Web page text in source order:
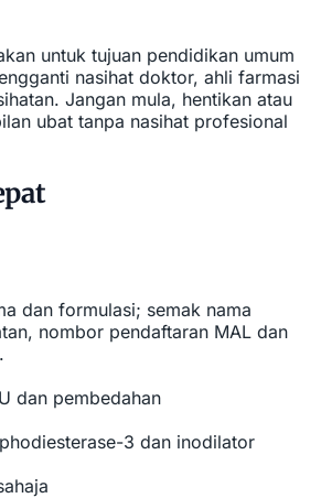
untuk tujuan pendidikan umum
nasihat doktor, ahli farmasi
Jangan mula, hentikan atau
ubat tanpa nasihat profesional
dan formulasi; semak nama
nombor pendaftaran MAL dan
dan pembedahan
3 dan inodilator